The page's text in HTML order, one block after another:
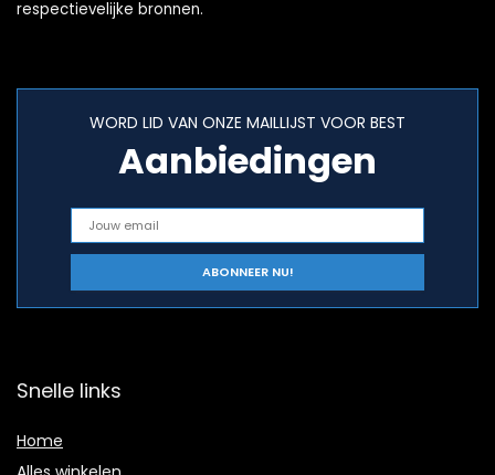
respectievelijke bronnen.
WORD LID VAN ONZE MAILLIJST VOOR BEST
Aanbiedingen
Snelle links
Home